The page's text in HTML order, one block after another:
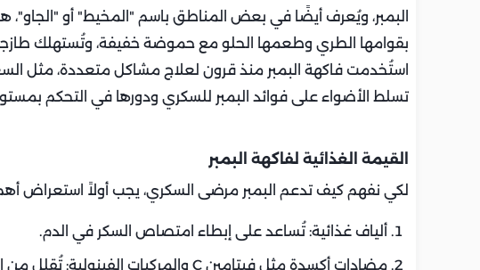
البمبر، ويُعرف أيضًا في بعض المناطق باسم "المخيط" أو "الجاو"،
بقوامها الطري وطعمها الحلو مع حموضة خفيفة، وتُستهلك
استُخدمت فاكهة البمبر منذ قرون لعلاج مشاكل متعددة، مثل
تسلط الأضواء على فوائد البمبر للسكري ودورها في التحكم
القيمة الغذائية لفاكهة البمبر
لكي نفهم كيف تدعم البمبر مرضى السكري، يجب أولاً استعراض
ألياف غذائية: تُساعد على إبطاء امتصاص السكر في الدم.
مضادات أكسدة مثل فيتامين C والمركبات الفينولية: تُقلل من الإجهاد التأكسدي المرتبط بمضاعفات السكري.